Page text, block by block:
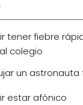
tener fiebre
colegio
un
estar afónico